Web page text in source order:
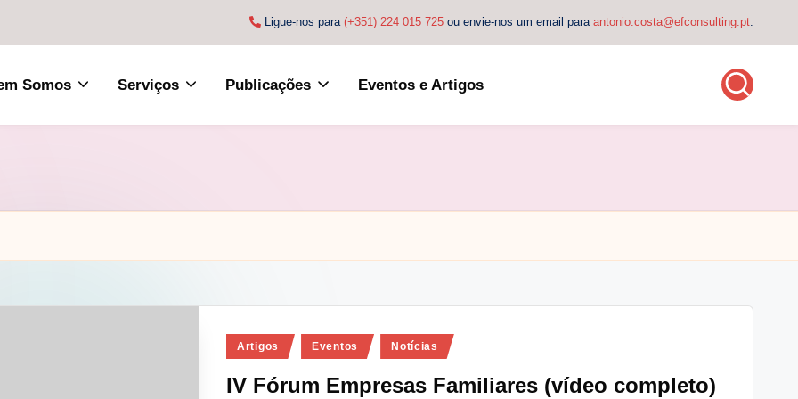
Ligue-nos para (+351) 224 015 725 ou envie-nos um email para antonio.costa@efconsulting.pt.
Somos Serviços Publicações Eventos e Artigos
Posted
Artigos Eventos Notícias
IV Fórum Empresas Familiares (vídeo completo)